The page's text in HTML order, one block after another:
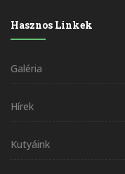
Hasznos Linkek
Galéria
Hírek
Kutyáink